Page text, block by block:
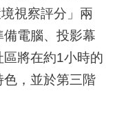
視察評分」兩
電腦、投影幕
將在約1小時的
，並於第三階